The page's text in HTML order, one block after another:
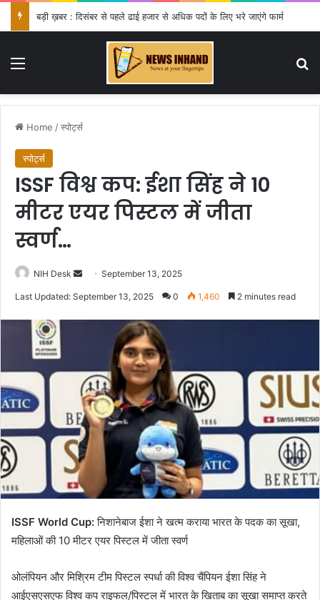
बड़ी ख़बर : दिसंबर से पहले ढाई हजार से अधिक पदों के लिए भरे जाएंगे फार्म
Menu
Home /स्पोर्ट्स
स्पोर्ट्स
ISSF विश्व कप: ईशा सिंह ने 10
मीटर एयर पिस्टल में जीता
स्वर्ण…
NIH Desk
SendSeptember 13, 2025
Last Updated: September 13, 2025 0 1,460 2 minutes read
ISSF World Cup:निशानेबाज ईशा ने खत्म कराया भारत के पदक का सूखा,
महिलाओं की 10 मीटर एयर पिस्टल में जीता स्वर्ण
ओलंपियन और मिश्रिम टीम पिस्टल स्पर्धा की विश्व चैंपियन ईशा सिंह ने
आईएसएसएफ विश्व कप राइफल/पिस्टल में भारत के खिताब का सूखा समाप्त करते